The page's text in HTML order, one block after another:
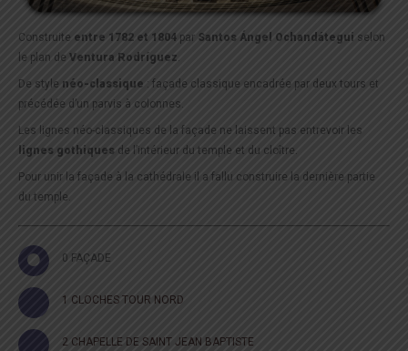
Construite entre 1782 et 1804 par Santos Ángel Ochandátegui selon
le plan de Ventura Rodríguez
De style néo-classique : façade classique encadrée par deux tours et
précédée d’un parvis à colonnes.
Les lignes néo-classiques de la façade ne laissent pas entrevoir les
lignes gothiques de l’intérieur du temple et du cloître.
Pour unir la façade à la cathédrale il a fallu construire la dernière partie
du temple.
0 FAÇADE
1 CLOCHES TOUR NORD
2 CHAPELLE DE SAINT JEAN BAPTISTE